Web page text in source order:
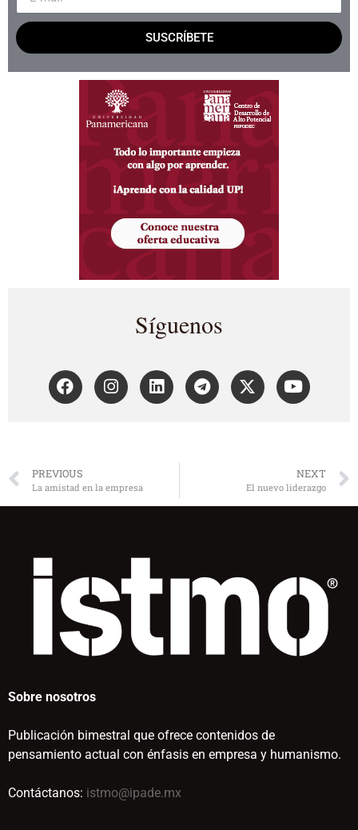
SUSCRÍBETE
Síguenos
PREVIOUS
La amistad en la empresa
NEXT
El nuevo liderazgo
Sobre nosotros
Publicación bimestral que ofrece contenidos de
pensamiento actual con énfasis en empresa y humanismo.
Contáctanos: istmo@ipade.mx